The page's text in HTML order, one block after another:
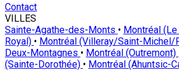
Contact
VILLES
Sainte-Agathe-des-Monts • Montréal
Royal) • Montréal (Villeray/Saint-Michel/
Deux-Montagnes • Montréal (Outremont)
(Sainte-Dorothée) • Montréal (Ahuntsic-